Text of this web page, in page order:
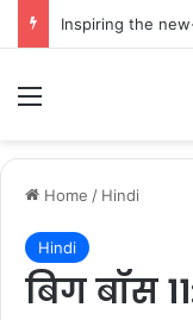
Home / Hindi
Hindi
बिग बॉस